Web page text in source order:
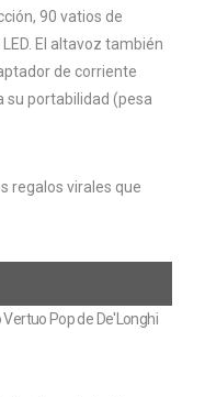
90 vatios de
El altavoz también
de corriente
su portabilidad (pesa
Pop de De'Longhi